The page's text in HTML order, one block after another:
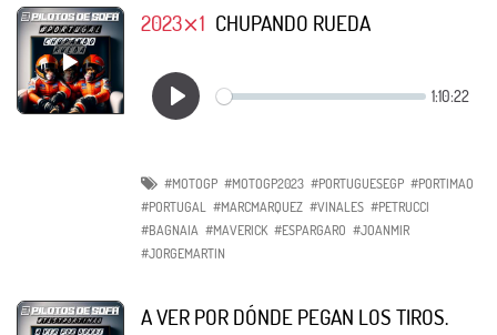
2023⨯1 CHUPANDO RUEDA
#MOTOGP #MOTOGP2023 #PORTUGUESEGP #PORTIMAO
#PORTUGAL #MARCMARQUEZ #VINALES #PETRUCCI
#BAGNAIA #MAVERICK #ESPARGARO #JOANMIR
#JORGEMARTIN
A VER POR DÓNDE PEGAN LOS TIROS.